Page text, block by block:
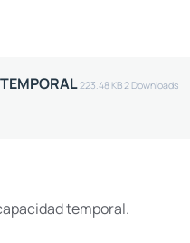
223.48 KB2 Downloads
temporal.